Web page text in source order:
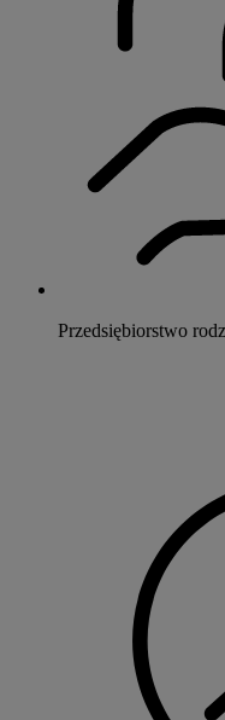
Przedsiębiorstwo